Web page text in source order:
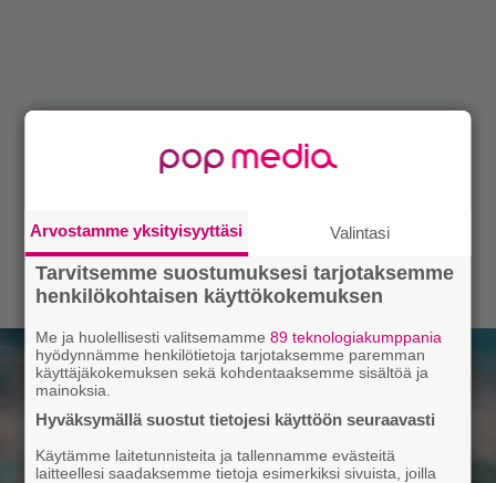
Arvostamme yksityisyyttäsi Valintasi
Tarvitsemme suostumuksesi tarjotaksemme
henkilökohtaisen käyttökokemuksen
Me ja huolellisesti valitsemamme89 teknologiakumppania
hyödynnämme henkilötietoja tarjotaksemme paremman
käyttäjäkokemuksen sekä kohdentaaksemme sisältöä ja
mainoksia.
Hyväksymällä suostut tietojesi käyttöön seuraavasti
Käytämme laitetunnisteita ja tallennamme evästeitä
laitteellesi saadaksemme tietoja esimerkiksi sivuista, joilla